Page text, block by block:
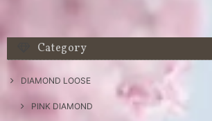
Category
DIAMOND LOOSE
PINK DIAMOND